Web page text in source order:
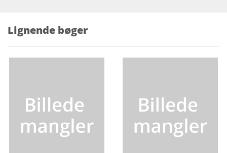
Lignende bøger